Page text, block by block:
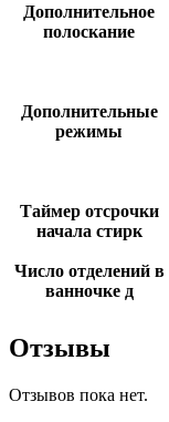
Дополнительное
полоскание
Дополнительные
режимы
Таймер отсрочки
начала стирк
Число отделений в
ванночке д
Отзывы
Отзывов пока нет.